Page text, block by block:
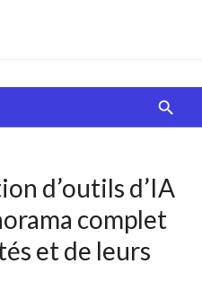
boîte de chocolats… On
on va tomber !
d’outils d’IA
complet
et de leurs